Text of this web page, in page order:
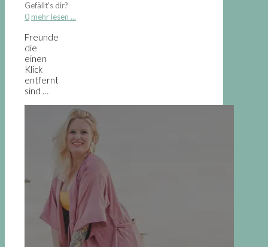
Gefällt's dir?
0 mehr lesen ...
Freunde
die
einen
Klick
entfernt
sind …